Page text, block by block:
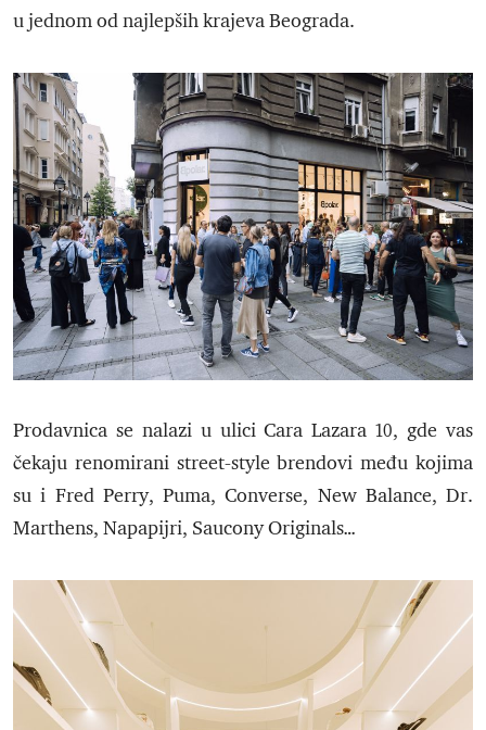
u jednom od najlepših krajeva Beograda.
Prodavnica se nalazi u ulici Cara Lazara 10, gde vas
čekaju renomirani street-style brendovi među kojima
su i Fred Perry, Puma, Converse, New Balance, Dr.
Marthens, Napapijri, Saucony Originals…